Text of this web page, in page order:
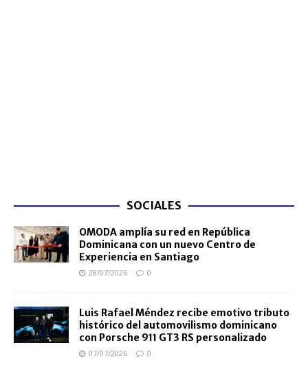
SOCIALES
OMODA amplía su red en República
Dominicana con un nuevo Centro de
Experiencia en Santiago
28/07/2026 0
Luis Rafael Méndez recibe emotivo tributo
histórico del automovilismo dominicano
con Porsche 911 GT3 RS personalizado
07/07/2026 0